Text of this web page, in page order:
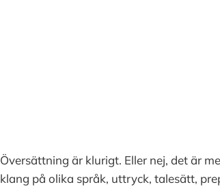
Översättning är klurigt. Eller nej, det är
klang på olika språk, uttryck, talesätt,